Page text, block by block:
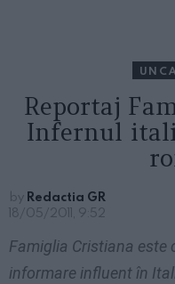
Reportaj
Infernul
by Redactia GR
18/05/2011, 9:52
Famiglia Cristiana este
informare influent în